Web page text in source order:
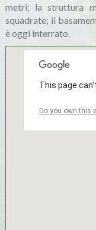
metri; la struttura
squadrate; il
è oggi interrato.
This page
Do you own this